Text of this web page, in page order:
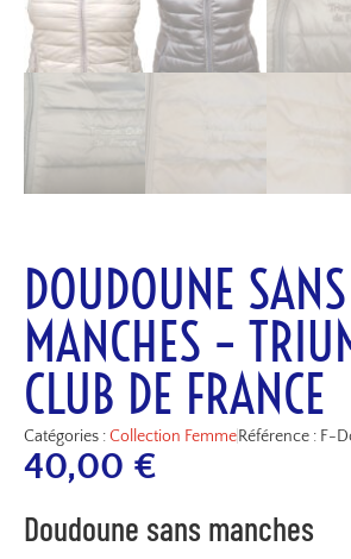
DOUDOUNE SANS
MANCHES –
CLUB DE FRANCE
Catégories :Collection FemmeRéférence : F-
40,00 €
Doudoune sans manches